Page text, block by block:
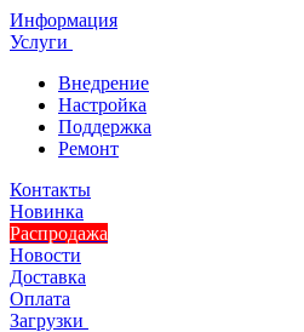
Информация
Услуги
Внедрение
Настройка
Поддержка
Ремонт
Контакты
Новинка
Распродажа
Новости
Доставка
Оплата
Загрузки